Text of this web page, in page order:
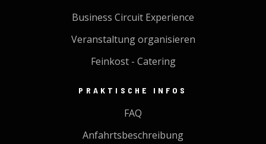
Business Circuit Experience
Veranstaltung organisieren
Feinkost - Catering
PRAKTISCHE INFOS
FAQ
Anfahrtsbeschreibung